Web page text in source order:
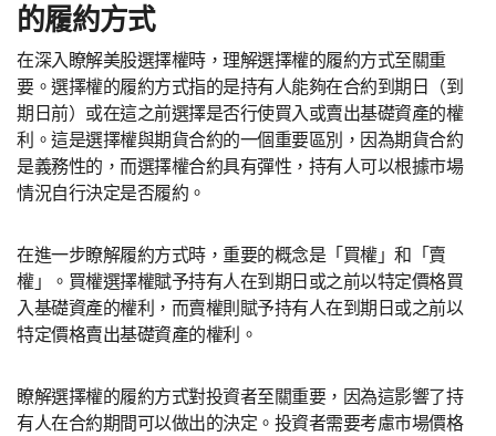
的履約方式
在深入瞭解美股選擇權時，理解選擇權的履約方式至關重
要。選擇權的履約方式指的是持有人能夠在合約到期日（到
期日前）或在這之前選擇是否行使買入或賣出基礎資產的權
利。這是選擇權與期貨合約的一個重要區別，因為期貨合約
是義務性的，而選擇權合約具有彈性，持有人可以根據市場
情況自行決定是否履約。
在進一步瞭解履約方式時，重要的概念是「買權」和「賣
權」。買權選擇權賦予持有人在到期日或之前以特定價格買
入基礎資產的權利，而賣權則賦予持有人在到期日或之前以
特定價格賣出基礎資產的權利。
瞭解選擇權的履約方式對投資者至關重要，因為這影響了持
有人在合約期間可以做出的決定。投資者需要考慮市場價格